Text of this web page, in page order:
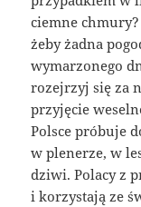
ciemne
żeby żadna
wymarzonego
rozejrzyj się za
przyjęcie
Polsce próbuje
w plenerze, w
dziwi. Polacy z
i korzystają ze